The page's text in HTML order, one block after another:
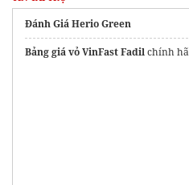
Đánh Giá Herio Green
Bảng giá vỏ VinFast Fadilchính